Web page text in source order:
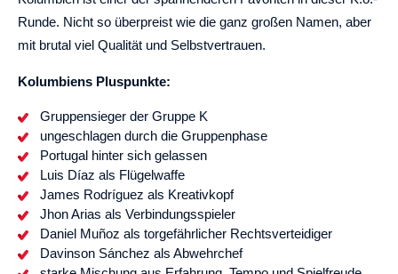
Runde. Nicht so überpreist wie die ganz großen Namen, aber
mit brutal viel Qualität und Selbstvertrauen.
Kolumbiens Pluspunkte:
Gruppensieger der Gruppe K
ungeschlagen durch die Gruppenphase
Portugal hinter sich gelassen
Luis Díaz als Flügelwaffe
James Rodríguez als Kreativkopf
Jhon Arias als Verbindungsspieler
Daniel Muñoz als torgefährlicher Rechtsverteidiger
Davinson Sánchez als Abwehrchef